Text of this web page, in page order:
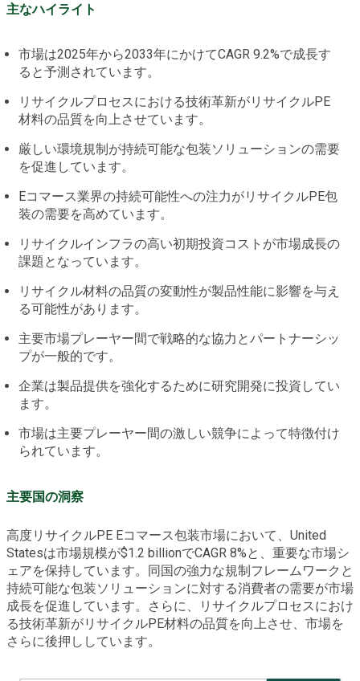
主なハイライト
市場は2025年から2033年にかけてCAGR 9.2%で成長す
ると予測されています。
リサイクルプロセスにおける技術革新がリサイクルPE
材料の品質を向上させています。
厳しい環境規制が持続可能な包装ソリューションの需要
を促進しています。
Eコマース業界の持続可能性への注力がリサイクルPE包
装の需要を高めています。
リサイクルインフラの高い初期投資コストが市場成長の
課題となっています。
リサイクル材料の品質の変動性が製品性能に影響を与え
る可能性があります。
主要市場プレーヤー間で戦略的な協力とパートナーシッ
プが一般的です。
企業は製品提供を強化するために研究開発に投資してい
ます。
市場は主要プレーヤー間の激しい競争によって特徴付け
られています。
主要国の洞察
高度リサイクルPE Eコマース包装市場において、United
Statesは市場規模が$1.2 billionでCAGR 8%と、重要な市場シ
ェアを保持しています。同国の強力な規制フレームワークと
持続可能な包装ソリューションに対する消費者の需要が市場
成長を促進しています。さらに、リサイクルプロセスにおけ
る技術革新がリサイクルPE材料の品質を向上させ、市場を
さらに後押ししています。